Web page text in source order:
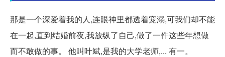
那是一个深爱着我的人,连眼神里都透着宠溺,可我们却不能
在一起,直到结婚前夜,我放纵了自己,做了一件这些年想做
而不敢做的事。 他叫叶斌,是我的大学老师,... 有一。